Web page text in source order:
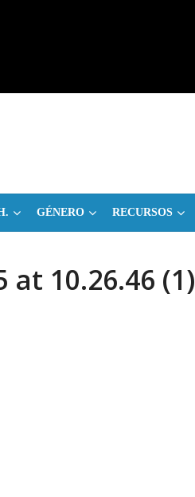
GÉNERO RECURSOS
at 10.26.46 (1)